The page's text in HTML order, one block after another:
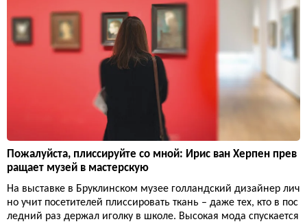
Пожалуйста, плиссируйте со мной: Ирис ван Херпен прев
ращает музей в мастерскую
На выставке в Бруклинском музее голландский дизайнер лич
но учит посетителей плиссировать ткань – даже тех, кто в пос
ледний раз держал иголку в школе. Высокая мода спускается